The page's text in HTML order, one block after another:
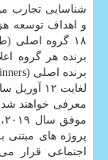
شناسایی تجارب
و اهداف توسعه
۱۸ گروه اصلی
لغایت ۱۲ آوریل سال میلادی آینده در
معرفی خواهند
اجتماعی قرار